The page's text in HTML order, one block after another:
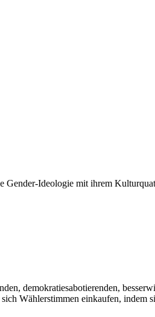
Gender-Ideologie mit ihrem
demokratiesabotierenden,
Wählerstimmen einkaufen, indem